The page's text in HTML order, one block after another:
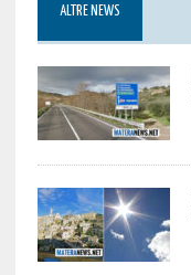
ALTRE NEWS